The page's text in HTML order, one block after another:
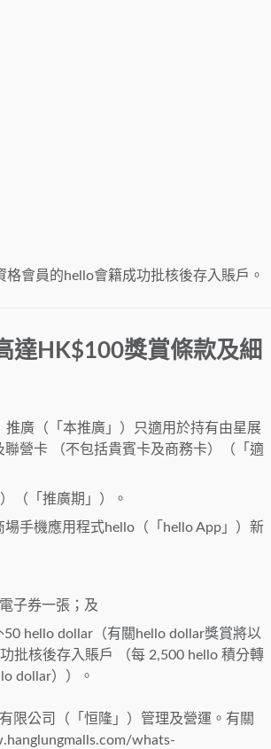
會員的hello會籍成功批核後存入賬戶。
達HK$100獎賞條款及細
推廣（「本推廣」）只適用於持有由星展
營卡 （不包括貴賓卡及商務卡）（「適
（「推廣期」）。
手機應用程式hello（「hello App」）新
子券一張；及
hello dollar（有關hello dollar獎賞將以
批核後存入賬戶 （每 2,500 hello 積分轉
dollar））。
限公司（「恒隆」）管理及營運。有關
whats-